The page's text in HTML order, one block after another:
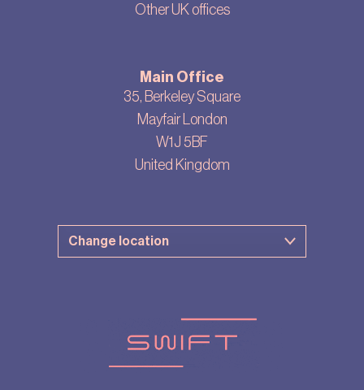
Other UK offices
Main Office
35, Berkeley Square
Mayfair London
W1J 5BF
United Kingdom